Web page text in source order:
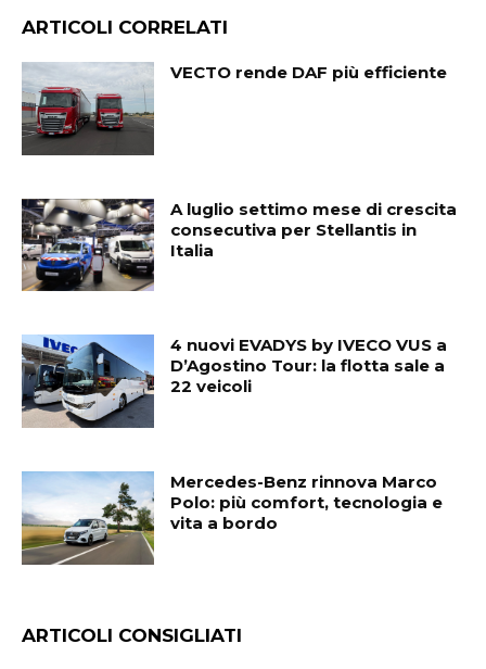
ARTICOLI CORRELATI
VECTO rende DAF più efficiente
A luglio settimo mese di crescita
consecutiva per Stellantis in
Italia
4 nuovi EVADYS by IVECO VUS a
D’Agostino Tour: la flotta sale a
22 veicoli
Mercedes-Benz rinnova Marco
Polo: più comfort, tecnologia e
vita a bordo
ARTICOLI CONSIGLIATI